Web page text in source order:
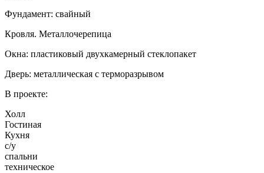
Фундамент: свайный
Кровля. Металлочерепица
Окна: пластиковый двухкамерный стеклопакет
Дверь: металлическая с терморазрывом
В проекте:
Холл
Гостиная
Кухня
с/у
спальни
техническое